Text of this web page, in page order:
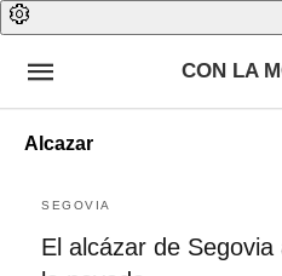
CON LA
Alcazar
SEGOVIA
El alcázar de